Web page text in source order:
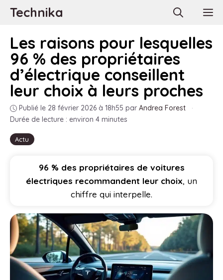
AllerTechnika
Actu
Les raisons pour lesquelles
96 % des propriétaires
d’électrique conseillent
leur choix à leurs proches
Publié le 28 février 2026 à 18h55 par Andrea Forest
·
Durée de lecture : environ 4 minutes
96 % des propriétaires de voitures
électriques recommandent leur choix, un
chiffre qui interpelle.